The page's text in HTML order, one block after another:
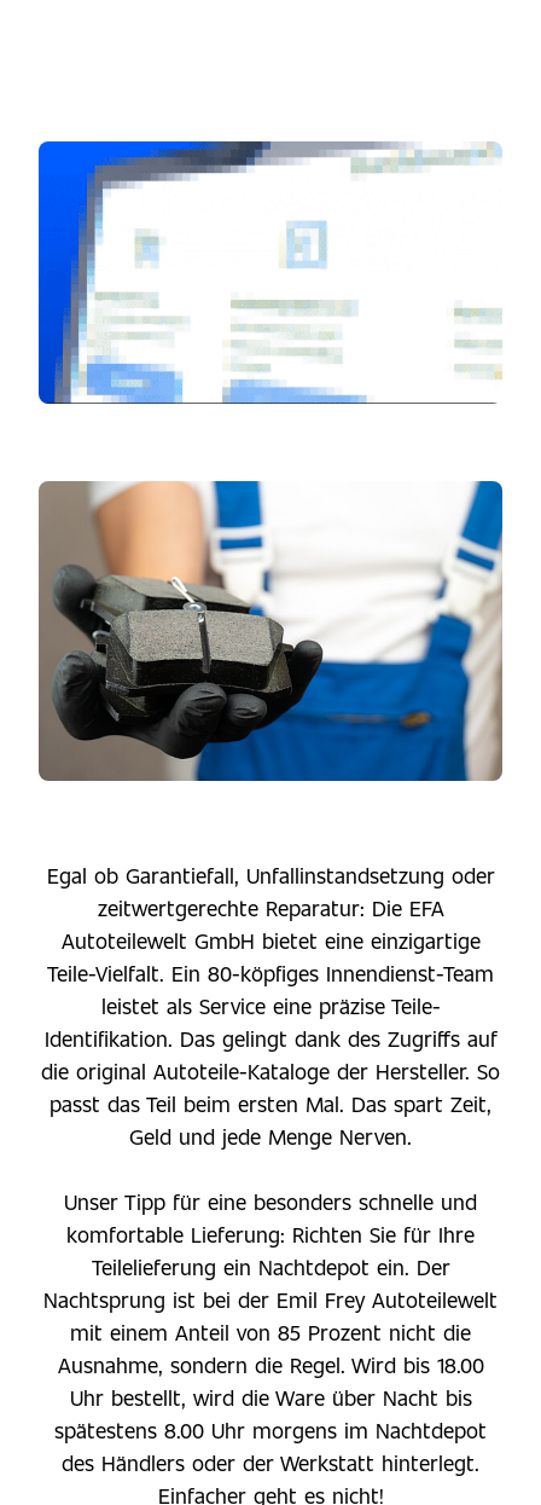
Egal ob Garantiefall, Unfallinstandsetzung oder
zeitwertgerechte Reparatur: Die EFA
Autoteilewelt GmbH bietet eine einzigartige
Teile-Vielfalt. Ein 80-köpfiges Innendienst-Team
leistet als Service eine präzise Teile-
Identifikation. Das gelingt dank des Zugriffs auf
die original Autoteile-Kataloge der Hersteller. So
passt das Teil beim ersten Mal. Das spart Zeit,
Geld und jede Menge Nerven.
Unser Tipp für eine besonders schnelle und
komfortable Lieferung: Richten Sie für Ihre
Teilelieferung ein Nachtdepot ein. Der
Nachtsprung ist bei der Emil Frey Autoteilewelt
mit einem Anteil von 85 Prozent nicht die
Ausnahme, sondern die Regel. Wird bis 18.00
Uhr bestellt, wird die Ware über Nacht bis
spätestens 8.00 Uhr morgens im Nachtdepot
des Händlers oder der Werkstatt hinterlegt.
Einfacher geht es nicht!